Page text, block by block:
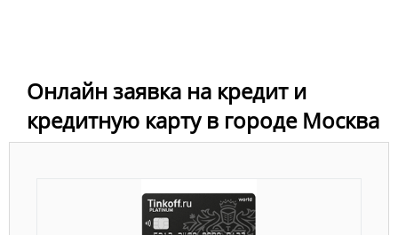
Онлайн заявка на кредит и
кредитную карту в городе Москва